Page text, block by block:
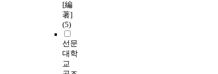
[編
著]
(5)
선문
대학
교